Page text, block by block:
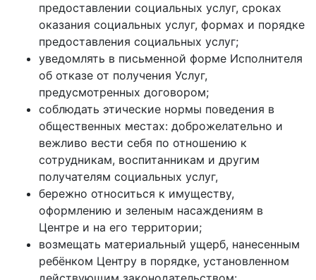
предоставлении социальных услуг, сроках
оказания социальных услуг, формах и порядке
предоставления социальных услуг;
уведомлять в письменной форме Исполнителя
об отказе от получения Услуг,
предусмотренных договором;
соблюдать этические нормы поведения в
общественных местах: доброжелательно и
вежливо вести себя по отношению к
сотрудникам, воспитанникам и другим
получателям социальных услуг,
бережно относиться к имуществу,
оформлению и зеленым насаждениям в
Центре и на его территории;
возмещать материальный ущерб, нанесенным
ребёнком Центру в порядке, установленном